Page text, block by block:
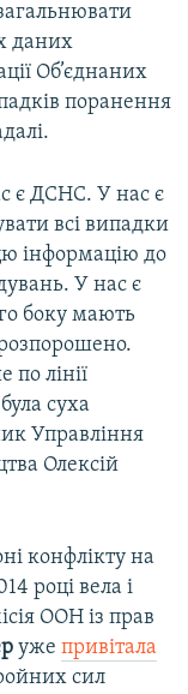
даних
Об’єднаних
поранення
є ДСНС. У нас є
всі випадки
інформацію до
У нас є
боку мають
по лінії
суха
Управління
Олексій
конфлікту на
році вела і
ООН із прав
уже привітала
сил